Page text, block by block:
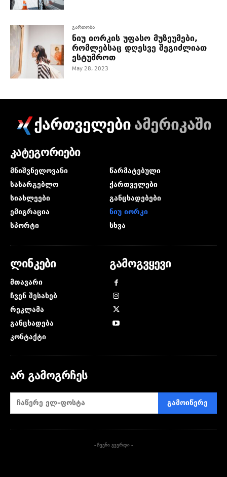
გართობა
ნიუ იორკის უფასო მუზეუმები,
რომლებსაც დღესვე შეგიძლიათ
ესტუმროთ
May 28, 2023
ქართველებიამერიკაში
კატეგორიები
მნიშვნელოვანი
სასარგებლო
სიახლეები
ემიგრაცია
სპორტი
წარმატებული
ქართველები
განცხადებები
ნიუ იორკი
სხვა
ლინკები
მთავარი
ჩვენ შესახებ
რეკლამა
განცხადება
კონტაქტი
გამოგვყევი
არ გამოგრჩეს
გამოიწერე
- ჩვენი გვერდი -